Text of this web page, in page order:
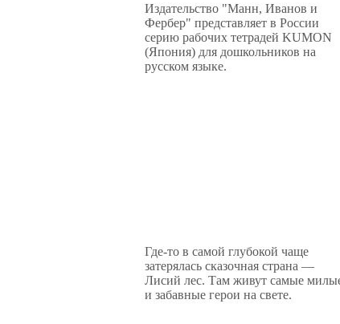
Издательство "Манн, Иванов и
Фербер" представляет в России
серию рабочих тетрадей KUMON
(Япония) для дошкольников на
русском языке.
Где-то в самой глубокой чаще
затерялась сказочная страна —
Лисий лес. Там живут самые
и забавные герои на свете.